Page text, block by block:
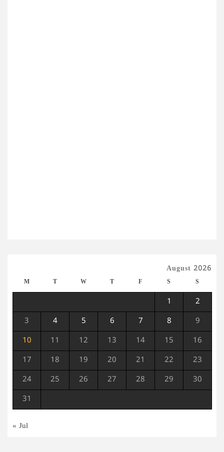
August 2026
M T W T F S S
1 2
3 4 5 6 7 8 9
10 11 12 13 14 15 16
17 18 19 20 21 22 23
24 25 26 27 28 29 30
31
« Jul